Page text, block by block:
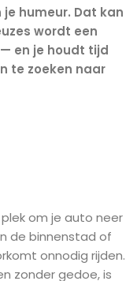
humeur. Dat kan
wordt een
en je houdt tijd
te zoeken naar
om je auto neer
de binnenstad of
onnodig rijden.
zonder gedoe, is